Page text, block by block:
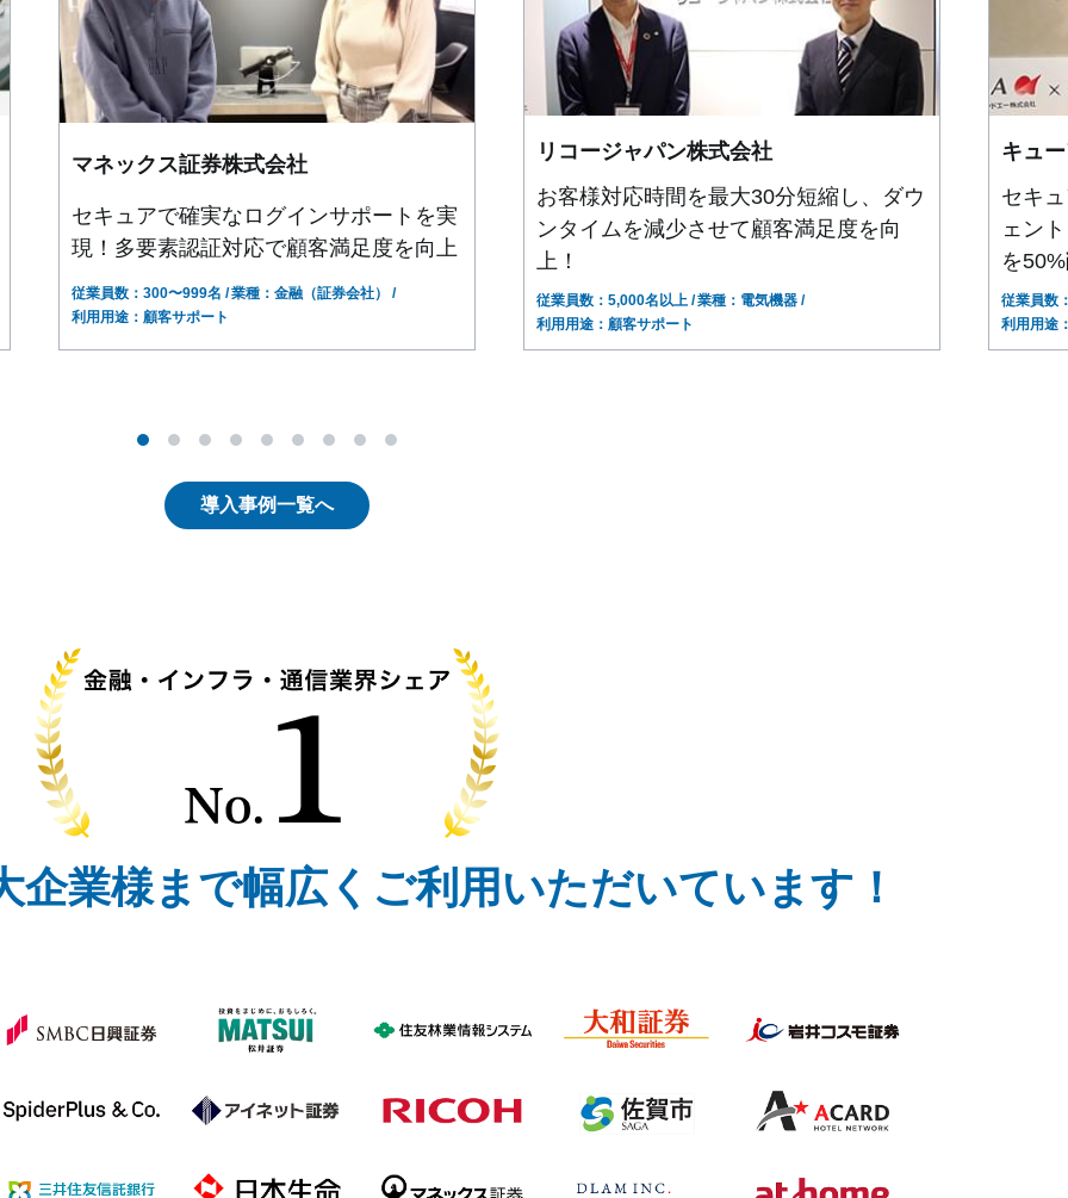
マネックス証券株式会社
セキュアで確実なログインサポートを実
現！多要素認証対応で顧客満足度を向上
従業員数：300〜999名
業種：金融（証券会社）
利用用途：顧客サポート
リコージャパン株式会社
お客様対応時間を最大30分短縮し、ダウ
ンタイムを減少させて顧客満足度を向
上！
従業員数：5,000名以上 業種：電気機器
利用用途：顧客サポート
キュ
セキ
ェン
を
従業員数
利用用途
導入事例一覧へ
企業様まで幅広くご利用いただいています！